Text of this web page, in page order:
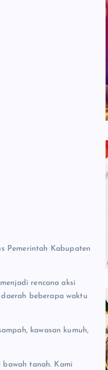
Pemerintah Kabupaten
rencana aksi
beberapa waktu
kawasan kumuh,
tanah. Kami